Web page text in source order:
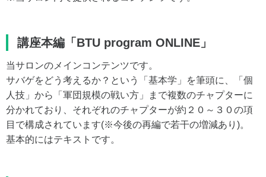
講座本編「BTU program ONLINE」
当サロンのメインコンテンツです。
サバゲをどう考えるか？という「基本学」を筆頭に、「個
人技」から「軍団規模の戦い方」まで複数のチャプターに
分かれており、それぞれのチャプターが約２０～３０の項
目で構成されています(※今後の再編で若干の増減あり)。
基本的にはテキストです。